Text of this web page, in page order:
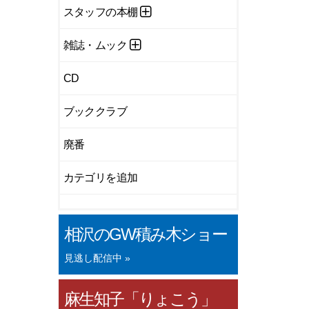
スタッフの本棚
雑誌・ムック
CD
ブッククラブ
廃番
カテゴリを追加
相沢のGW積み木ショー
見逃し配信中 »
麻生知子「りょこう」